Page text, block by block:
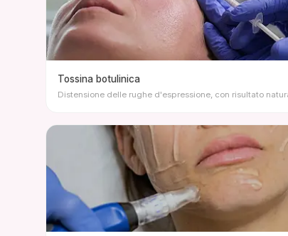
Tossina botulinica
Distensione delle rughe d'espressione, con risultato